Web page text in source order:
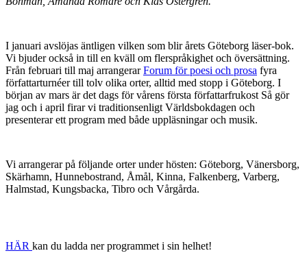
I januari avslöjas äntligen vilken som blir årets Göteborg läser-bok.
Vi bjuder också in till en kväll om flerspråkighet och översättning.
Från februari till maj arrangerarForum för poesi och prosa fyra
författarturnéer till tolv olika orter, alltid med stopp i Göteborg. I
början av mars är det dags för vårens första författarfrukost Så gör
jag och i april firar vi traditionsenligt Världsbokdagen och
presenterar ett program med både uppläsningar och musik.
Vi arrangerar på följande orter under hösten: Göteborg, Vänersborg,
Skärhamn, Hunnebostrand, Åmål, Kinna, Falkenberg, Varberg,
Halmstad, Kungsbacka, Tibro och Vårgårda.
HÄR kan du ladda ner programmet i sin helhet!